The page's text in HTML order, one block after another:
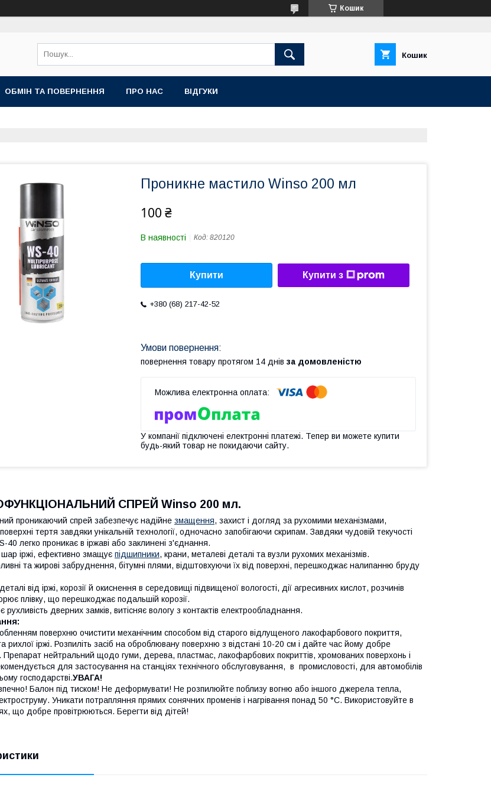
Кошик
Кошик
ОБМІН ТА ПОВЕРНЕННЯ ПРО НАС ВІДГУКИ
Проникне мастило Winso 200 мл
100 ₴
В наявності Код: 820120
Купити Купити з
+380 (68) 217-42-52
повернення товару протягом 14 днів за домовленістю
У компанії підключені електронні платежі. Тепер ви можете купити
будь-який товар не покидаючи сайту.
СПРЕЙ Winso 200 мл.
проникаючий спрей забезпечує надійне змащення, захист і догляд за рухомими механізмами,
тертя завдяки унікальній технології, одночасно запобігаючи скрипам. Завдяки чудовій текучості
40 легко проникає в іржаві або заклинені з'єднання.
шар іржі, ефективно змащує підшипники, крани, металеві деталі та вузли рухомих механізмів.
та жирові забруднення, бітумні плями, відштовхуючи їх від поверхні, перешкоджає налипанню бруду
від іржі, корозії й окиснення в середовищі підвищеної вологості, дії агресивних кислот, розчинів
плівку, що перешкоджає подальшій корозії.
рухливість дверних замків, витісняє вологу з контактів електрообладнання.
поверхню очистити механічним способом від старого відлущеного лакофарбового покриття,
рихлої іржі. Розпиліть засіб на оброблювану поверхню з відстані 10-20 см і дайте час йому добре
Препарат нейтральний щодо гуми, дерева, пластмас, лакофарбових покриттів, хромованих поверхонь і
для застосування на станціях технічного обслуговування, в промисловості, для автомобілів
господарстві.УВАГА!
Балон під тиском! Не деформувати! Не розпилюйте поблизу вогню або іншого джерела тепла,
Уникати потрапляння прямих сонячних променів і нагрівання понад 50 °C. Використовуйте в
що добре провітрюються. Берегти від дітей!